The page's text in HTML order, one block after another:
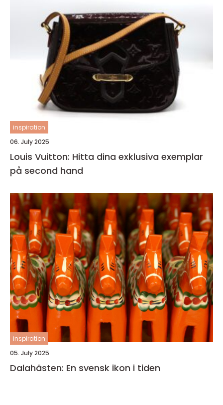
inspiration
06. July 2025
Louis Vuitton: Hitta dina exklusiva exemplar
på second hand
inspiration
05. July 2025
Dalahästen: En svensk ikon i tiden